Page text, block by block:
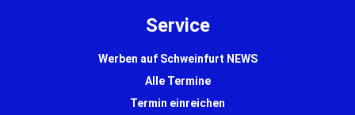
Service
Werben auf Schweinfurt NEWS
Alle Termine
Termin einreichen